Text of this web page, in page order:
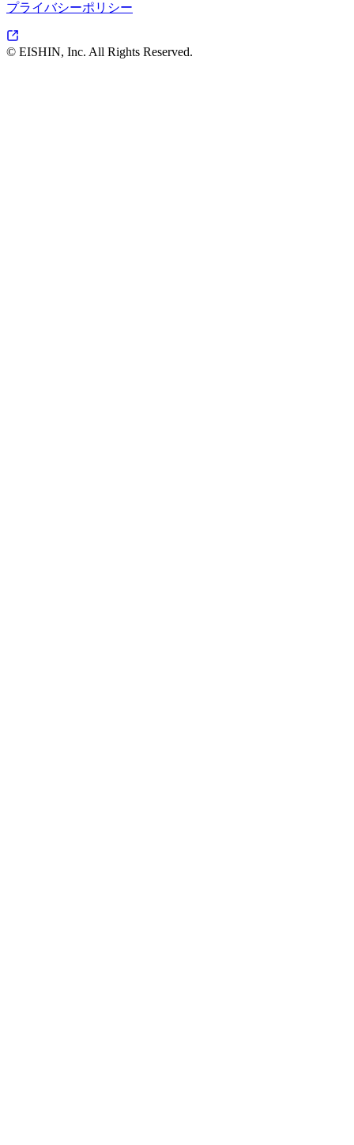
プライバシーポリシー
© EISHIN, Inc. All Rights Reserved.